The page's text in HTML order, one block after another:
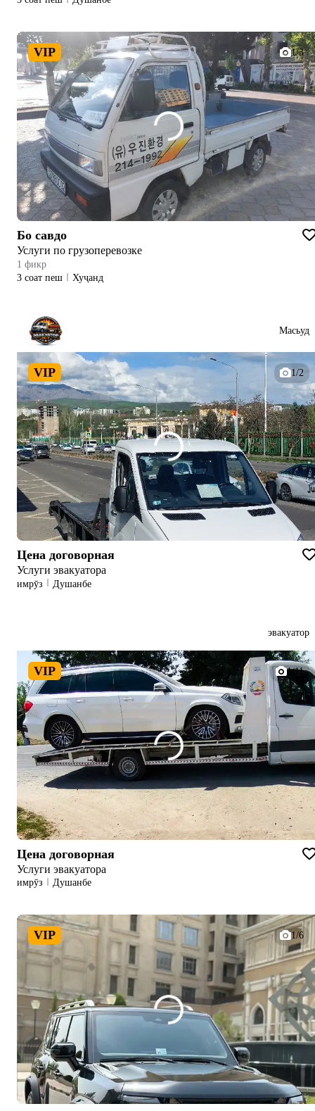
VIP 1/3
Бо савдо
Услуги по грузоперевозке
1 фикр
3 соат пеш
Хуҷанд
Масьуд
VIP 1/2
Цена договорная
Услуги эвакуатора
имрӯз Душанбе
эвакуатор
VIP 1/11
Цена договорная
Услуги эвакуатора
имрӯз Душанбе
VIP 1/6